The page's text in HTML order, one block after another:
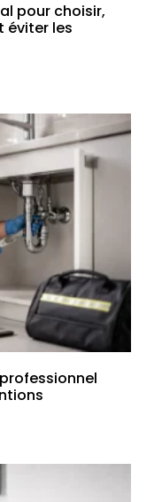
pour choisir,
éviter les